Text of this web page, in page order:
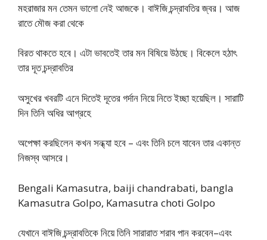
মহরাজার মন তেমন ভালাে নেই আজকে। বাঈজি চন্দ্রাবতির জ্বর। আজ
রাতে মৌজ করা থেকে
বিরত থাকতে হবে। এটা ভাবতেই তার মন বিষিয়ে উঠছে। বিকেলে হঠাৎ
তার দূত চন্দ্রাবতির
অসুখের খবরটি এনে দিতেই দূতের গর্দান নিয়ে নিতে ইচ্ছা হয়েছিল। সারাটি
দিন তিনি অধির আগ্রহে
অপেক্ষা করছিলেন কখন সন্ধ্যা হবে – এবং তিনি চলে যাবেন তার একান্ত
নিজস্ব আসরে।
Bengali Kamasutra, baiji chandrabati, bangla
Kamasutra Golpo, Kamasutra choti Golpo
যেখানে বাঈজি চন্দ্রাবতিকে নিয়ে তিনি সারারাত শরাব পান করবেন–এবং